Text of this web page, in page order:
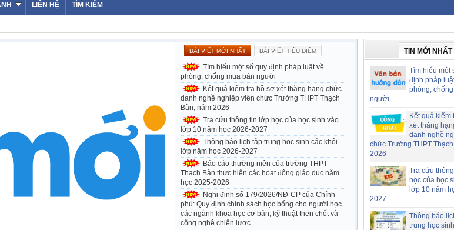
LIÊN HỆ TÌM KIẾM
BÀI VIẾT MỚI NHẤT BÀI VIẾT TIÊU ĐIỂM
Tìm hiểu một số quy định pháp luật về
phòng, chống mua bán người
Kết quả kiểm tra hồ sơ xét thăng hạng chức
danh nghề nghiệp viên chức Trường THPT Thạch
Bàn, năm 2026
Tra cứu thông tin lớp học của học sinh vào
lớp 10 năm học 2026-2027
Thông báo lịch tập trung học sinh các khối
lớp năm học 2026-2027
Báo cáo thường niên của trường THPT
Thạch Bàn thực hiện các hoạt động giáo dục năm
học 2025-2026
Nghị định số 179/2026/NĐ-CP của Chính
phủ: Quy định chính sách học bổng cho người học
các ngành khoa học cơ bản, kỹ thuật then chốt và
công nghệ chiến lược
TIN MỚI NHẤT
Tìm hiểu một
định pháp
phòng,
người
Kết quả kiểm
xét thăng
danh nghề
chức Trường THPT
2026
Tra cứu
học của học
lớp 10 năm
2027
Thông báo
trung học